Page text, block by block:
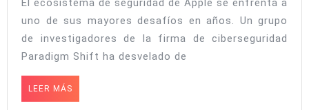
un
fallo
crítico
uno de sus mayores desafíos en años. Un grupo
de investigadores de la firma de ciberseguridad
Paradigm Shift ha desvelado de
LEER MÁS
MÁS